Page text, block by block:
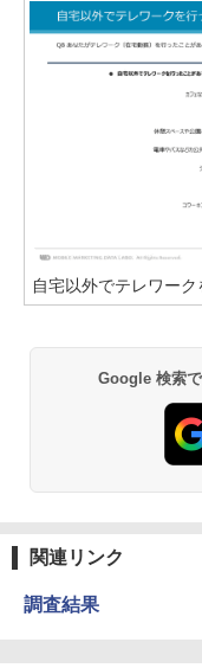
自宅以外でテレワー
Google 検索
関連リンク
調査結果